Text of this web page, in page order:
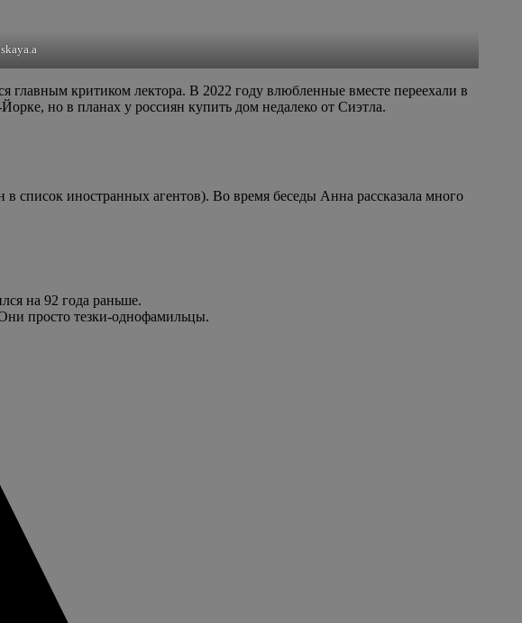
главным критиком лектора. В 2022 году влюбленные вместе переехали в
но в планах у россиян купить дом недалеко от Сиэтла.
иностранных агентов). Во время беседы Анна рассказала много
на 92 года раньше.
просто тезки-однофамильцы.